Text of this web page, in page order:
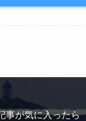
事が気に入ったら